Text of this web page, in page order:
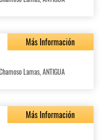
Más Información
Lamas, ANTIGUA
Más Información